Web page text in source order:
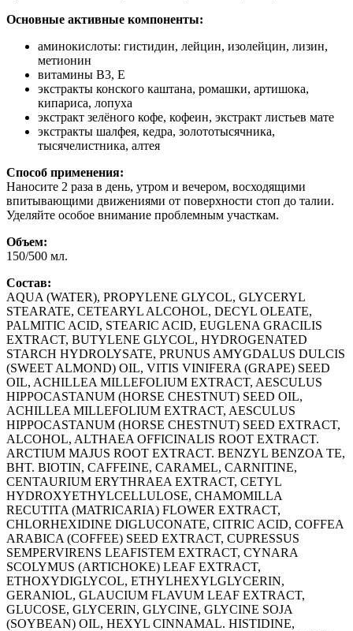
Основные активные компоненты:
аминокислоты: гистидин, лейцин, изолейцин, лизин,
метионин
витамины В3, Е
экстракты конского каштана, ромашки, артишока,
кипариса, лопуха
экстракт зелёного кофе, кофеин, экстракт листьев мате
экстракты шалфея, кедра, золототысячника,
тысячелистника, алтея
Способ применения:
Наносите 2 раза в день, утром и вечером, восходящими
впитывающими движениями от поверхности стоп до талии.
Уделяйте особое внимание проблемным участкам.
Объем:
150/500 мл.
Состав:
AQUA (WATER), PROPYLENE GLYCOL, GLYCERYL
STEARATE, CETEARYL ALCOHOL, DECYL OLEATE,
PALMITIC ACID, STEARIC ACID, EUGLENA GRACILIS
EXTRACT, BUTYLENE GLYCOL, HYDROGENATED
STARCH HYDROLYSATE, PRUNUS AMYGDALUS DULCIS
(SWEET ALMOND) OIL, VITIS VINIFERA (GRAPE) SEED
OIL, ACHILLEA MILLEFOLIUM EXTRACT, AESCULUS
HIPPOCASTANUM (HORSE CHESTNUT) SEED OIL,
ACHILLEA MILLEFOLIUM EXTRACT, AESCULUS
HIPPOCASTANUM (HORSE CHESTNUT) SEED EXTRACT,
ALCOHOL, ALTHAEA OFFICINALIS ROOT EXTRACT.
ARCTIUM MAJUS ROOT EXTRACT. BENZYL BENZOA TE,
BHT. BIOTIN, CAFFEINE, CARAMEL, CARNITINE,
CENTAURIUM ERYTHRAEA EXTRACT, CETYL
HYDROXYETHYLCELLULOSE, CHAMOMILLA
RECUTITA (MATRICARIA) FLOWER EXTRACT,
CHLORHEXIDINE DIGLUCONATE, CITRIC ACID, COFFEA
ARABICA (COFFEE) SEED EXTRACT, CUPRESSUS
SEMPERVIRENS LEAFISTEM EXTRACT, CYNARA
SCOLYMUS (ARTICHOKE) LEAF EXTRACT,
ETHOXYDIGLYCOL, ETHYLHEXYLGLYCERIN,
GERANIOL, GLAUCIUM FLAVUM LEAF EXTRACT,
GLUCOSE, GLYCERIN, GLYCINE, GLYCINE SOJA
(SOYBEAN) OIL, HEXYL CINNAMAL. HISTIDINE,